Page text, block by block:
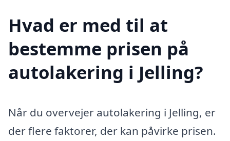
Hvad er med til at
bestemme prisen på
autolakering i Jelling?
Når du overvejer autolakering i Jelling, er
der flere faktorer, der kan påvirke prisen.